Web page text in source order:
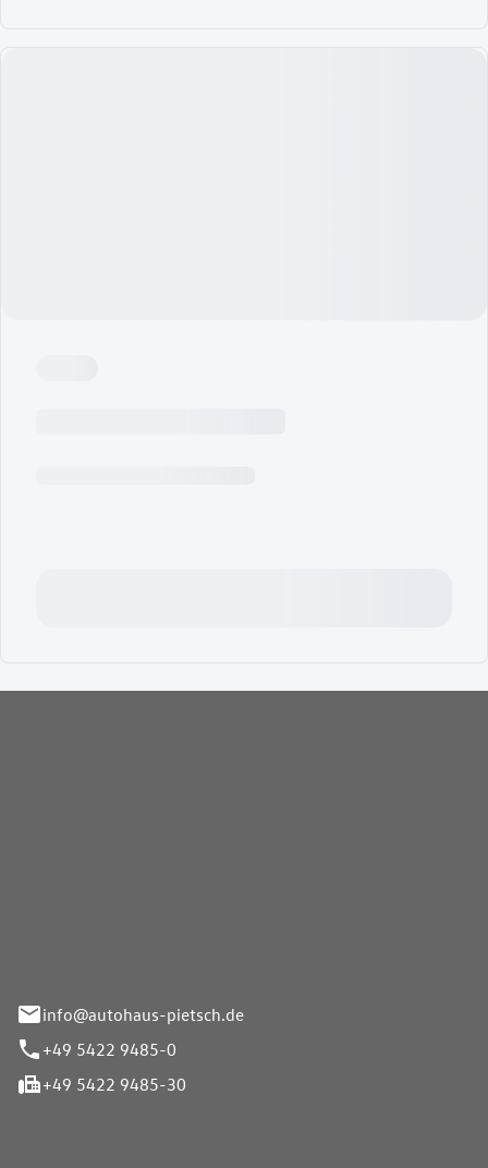
info@autohaus-pietsch.de
+49 5422 9485-0
+49 5422 9485-30